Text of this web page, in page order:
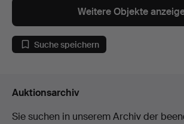
Weitere Objekte
Suche speichern
Auktionsarchiv
Sie suchen in unserem Archiv der